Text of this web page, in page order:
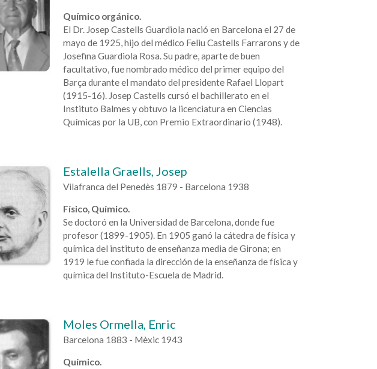
Químico orgánico.
El Dr. Josep Castells Guardiola nació en Barcelona el 27 de
mayo de 1925, hijo del médico Feliu Castells Farrarons y de
Josefina Guardiola Rosa. Su padre, aparte de buen
facultativo, fue nombrado médico del primer equipo del
Barça durante el mandato del presidente Rafael Llopart
(1915-16). Josep Castells cursó el bachillerato en el
Instituto Balmes y obtuvo la licenciatura en Ciencias
Químicas por la UB, con Premio Extraordinario (1948).
Estalella Graells, Josep
Vilafranca del Penedès 1879 - Barcelona 1938
Físico, Químico.
Se doctoró en la Universidad de Barcelona, donde fue
profesor (1899-1905). En 1905 ganó la cátedra de física y
química del instituto de enseñanza media de Girona; en
1919 le fue confiada la dirección de la enseñanza de física y
química del Instituto-Escuela de Madrid.
Moles Ormella, Enric
Barcelona 1883 - Mèxic 1943
Químico.